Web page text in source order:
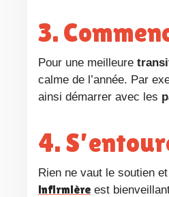
3.
Pour une meilleure
calme de l’année. Par
ainsi démarrer avec les
4.
Rien ne vaut le soutien
infirmière est